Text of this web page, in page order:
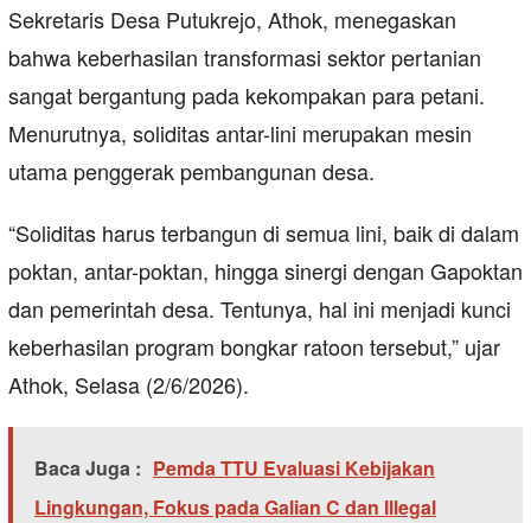
Sekretaris Desa Putukrejo, Athok, menegaskan
bahwa keberhasilan transformasi sektor pertanian
sangat bergantung pada kekompakan para petani.
Menurutnya, soliditas antar-lini merupakan mesin
utama penggerak pembangunan desa.
“Soliditas harus terbangun di semua lini, baik di dalam
poktan, antar-poktan, hingga sinergi dengan Gapoktan
dan pemerintah desa. Tentunya, hal ini menjadi kunci
keberhasilan program bongkar ratoon tersebut,” ujar
Athok, Selasa (2/6/2026).
Baca Juga : Pemda TTU Evaluasi Kebijakan
Lingkungan, Fokus pada Galian C dan Illegal